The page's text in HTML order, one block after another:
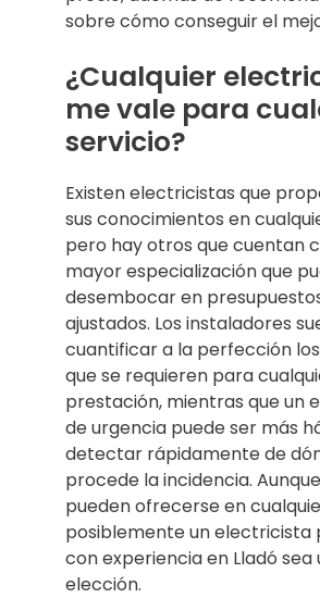
sobre cómo conseguir el
¿Cualquier
me vale para
servicio?
Existen electricistas que
sus conocimientos en
pero hay otros que cuentan
mayor especialización que
desembocar en
ajustados. Los instaladores
cuantificar a la perfección
que se requieren para
prestación, mientras que un
de urgencia puede ser más
detectar rápidamente de
procede la incidencia.
pueden ofrecerse en
posiblemente un electricista
con experiencia en Lladó sea
elección.